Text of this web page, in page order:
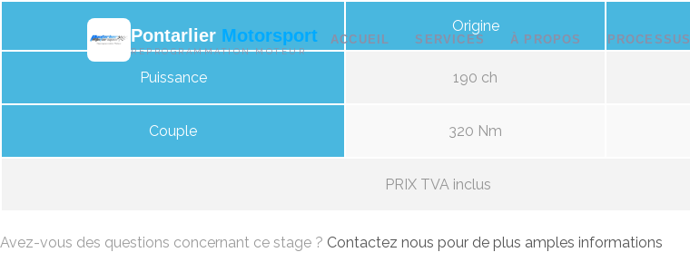
Pontarlier Motorsport
REPROGRAMMATION MOTEUR
ACCUEIL SERVICES À PROPOS PROCESSUS
Origine
Puissance 190 ch
Couple 320 Nm
PRIX TVA inclus
Avez-vous des questions concernant ce stage ? Contactez nous pour de plus amples informations